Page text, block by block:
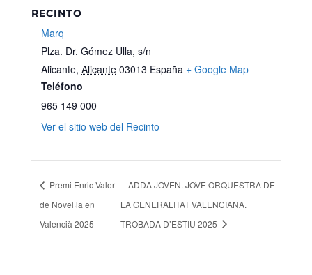
RECINTO
Marq
Plza. Dr. Gómez Ulla, s/n
Alicante, Alicante 03013 España + Google Map
Teléfono
965 149 000
Ver el sitio web del Recinto
Premi Enric Valor
de Novel·la en
Valencià 2025
ADDA JOVEN. JOVE ORQUESTRA DE
LA GENERALITAT VALENCIANA.
TROBADA D’ESTIU 2025